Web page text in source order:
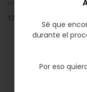
100gr oncología
Precio
13,50 €
Te
bonitos y y
Apúntate ahora
Sé que
durante el
Por eso